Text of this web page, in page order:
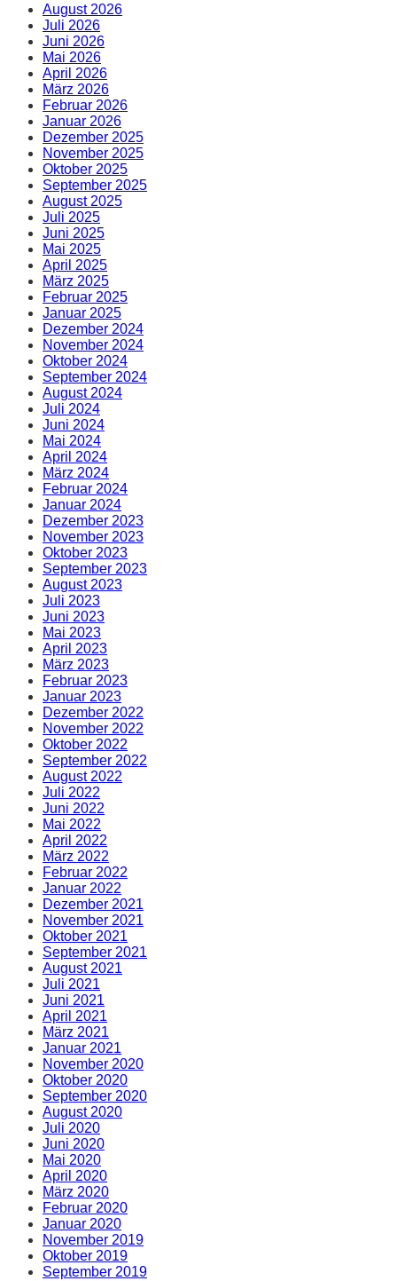
August 2026
Juli 2026
Juni 2026
Mai 2026
April 2026
März 2026
Februar 2026
Januar 2026
Dezember 2025
November 2025
Oktober 2025
September 2025
August 2025
Juli 2025
Juni 2025
Mai 2025
April 2025
März 2025
Februar 2025
Januar 2025
Dezember 2024
November 2024
Oktober 2024
September 2024
August 2024
Juli 2024
Juni 2024
Mai 2024
April 2024
März 2024
Februar 2024
Januar 2024
Dezember 2023
November 2023
Oktober 2023
September 2023
August 2023
Juli 2023
Juni 2023
Mai 2023
April 2023
März 2023
Februar 2023
Januar 2023
Dezember 2022
November 2022
Oktober 2022
September 2022
August 2022
Juli 2022
Juni 2022
Mai 2022
April 2022
März 2022
Februar 2022
Januar 2022
Dezember 2021
November 2021
Oktober 2021
September 2021
August 2021
Juli 2021
Juni 2021
April 2021
März 2021
Januar 2021
November 2020
Oktober 2020
September 2020
August 2020
Juli 2020
Juni 2020
Mai 2020
April 2020
März 2020
Februar 2020
Januar 2020
November 2019
Oktober 2019
September 2019